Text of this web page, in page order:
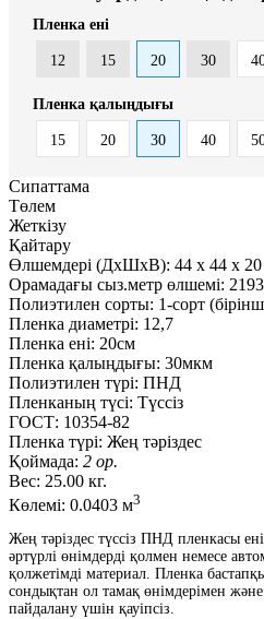
Пленка ені
12 15 20 30
Пленка қалыңдығы
15 20 30 40
Сипаттама
Төлем
Жеткізу
Қайтару
Өлшемдері (ДxШxВ): 44 x 44 x
Орамадағы сыз.метр өлшемі:
Полиэтилен сорты: 1-сорт
Пленка диаметрі: 12,7
Пленка ені: 20см
Пленка қалыңдығы: 30мкм
Полиэтилен түрі: ПНД
Пленканың түсі: Түссіз
ГОСТ: 10354-82
Пленка түрі: Жең тәріздес
Қоймада: 2 ор.
Вес: 25.00 кг.
Көлемі: 0.0403 м3
Жең тәріздес түссіз ПНД пленкасы
әртүрлі өнімдерді қолмен немесе
қолжетімді материал. Пленка
сондықтан ол тамақ өнімдерімен
пайдалану үшін қауіпсіз.